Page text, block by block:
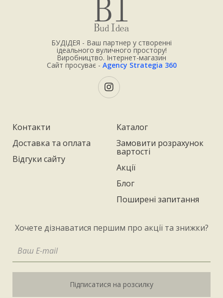
БУДІДЕЯ - Ваш партнер у створенні
ідеального вуличного простору!
Виробництво. Інтернет-магазин
Сайт просуває - Agency Strategia 360
Контакти
Доставка та оплата
Відгуки сайту
Каталог
Замовити розрахунок
вартості
Акції
Блог
Поширені запитання
Хочете дізнаватися першим про акції та знижки?
Підписатися на розсилку